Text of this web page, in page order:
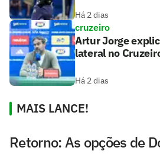
Há 2 dias
cruzeiro
Artur Jorge
lateral no
Há 2 dias
MAIS LANCE!
Retorno: As opções de